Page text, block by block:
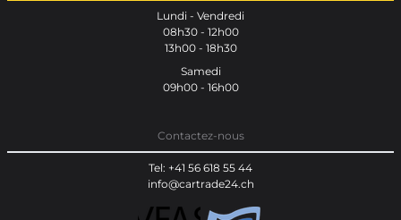
Lundi - Vendredi
08h30 - 12h00
13h00 - 18h30
Samedi
09h00 - 16h00
Contactez-nous
Tel: +41 56 618 55 44
info@cartrade24.ch